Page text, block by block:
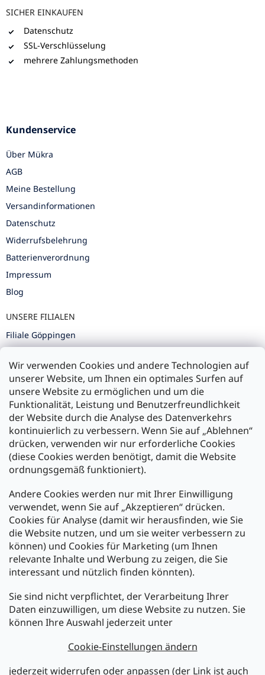
Wir verwenden Cookies und andere Technologien auf
unserer Website, um Ihnen ein optimales Surfen auf
unsere Website zu ermöglichen und um die
Funktionalität, Leistung und Benutzerfreundlichkeit
der Website durch die Analyse des Datenverkehrs
kontinuierlich zu verbessern. Wenn Sie auf „Ablehnen“
drücken, verwenden wir nur erforderliche Cookies
(diese Cookies werden benötigt, damit die Website
ordnungsgemäß funktioniert).
Andere Cookies werden nur mit Ihrer Einwilligung
verwendet, wenn Sie auf „Akzeptieren“ drücken.
Cookies für Analyse (damit wir herausfinden, wie Sie
die Website nutzen, und um sie weiter verbessern zu
können) und Cookies für Marketing (um Ihnen
relevante Inhalte und Werbung zu zeigen, die Sie
interessant und nützlich finden könnten).
Sie sind nicht verpflichtet, der Verarbeitung Ihrer
Daten einzuwilligen, um diese Website zu nutzen. Sie
können Ihre Auswahl jederzeit unter
Cookie-Einstellungen ändern
jederzeit widerrufen oder anpassen (der Link ist auch
SICHER EINKAUFEN
Datenschutz
SSL-Verschlüsselung
mehrere Zahlungsmethoden
Kundenservice
Über Mükra
AGB
Meine Bestellung
Versandinformationen
Datenschutz
Widerrufsbelehrung
Batterienverordnung
Impressum
Blog
UNSERE FILIALEN
Filiale Göppingen
Filiale Ulm
Zahlung und Versand
Versand mit:
Zahlarten:
Newsletter abonnieren
Legen Sie Ihre E-Mail ein und wir werden Ihnen Informationen
über neue Produkte in unserem E-Shop zusenden.
E-Mail